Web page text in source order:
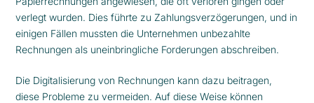
verlegt wurden. Dies führte zu Zahlungsverzögerungen, und in
einigen Fällen mussten die Unternehmen unbezahlte
Rechnungen als uneinbringliche Forderungen abschreiben.
Die Digitalisierung von Rechnungen kann dazu beitragen,
diese Probleme zu vermeiden. Auf diese Weise können